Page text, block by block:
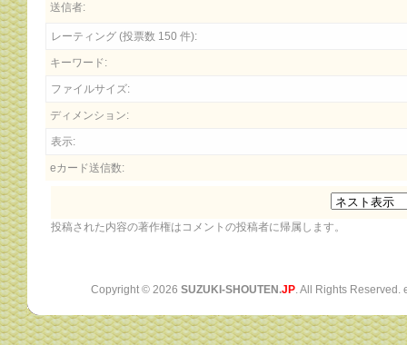
送信者:
レーティング (投票数 150 件):
キーワード:
ファイルサイズ:
ディメンション:
表示:
eカード送信数:
投稿された内容の著作権はコメントの投稿者に帰属します。
Copyright © 2026 SUZUKI-SHOUTEN.JP. All Rights Reserved.